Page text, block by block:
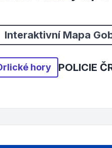
Interaktivní Mapa
hory POLICIE